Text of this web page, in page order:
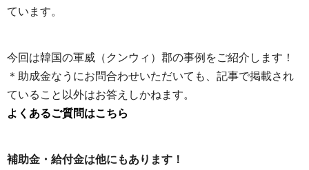
ています。
今回は韓国の軍威（クンウィ）郡の事例をご紹介します！
＊助成金なうにお問合わせいただいても、記事で掲載され
ていること以外はお答えしかねます。
よくあるご質問はこちら
補助金・給付金は他にもあります！